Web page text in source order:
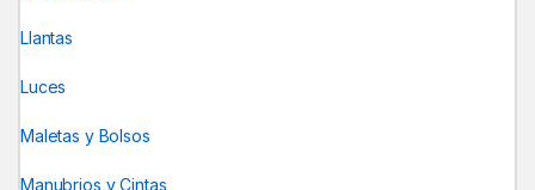
Llantas
Luces
Maletas y Bolsos
Manubrios y Cintas